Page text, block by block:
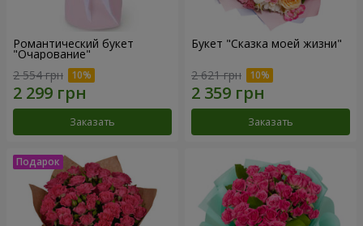
Романтический букет
"Очарование"
2 554 грн
Заказать
Букет "Сказка моей жизни"
2 621 грн
Заказать